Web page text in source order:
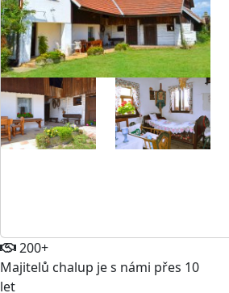
200+
Majitelů chalup je s námi přes 10
let